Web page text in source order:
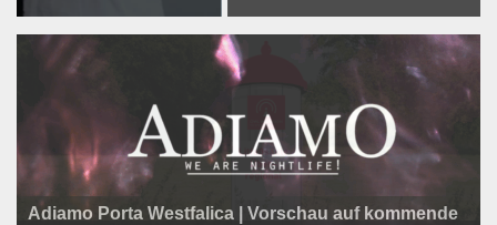
Adiamo Porta Westfalica | Vorschau auf kommende